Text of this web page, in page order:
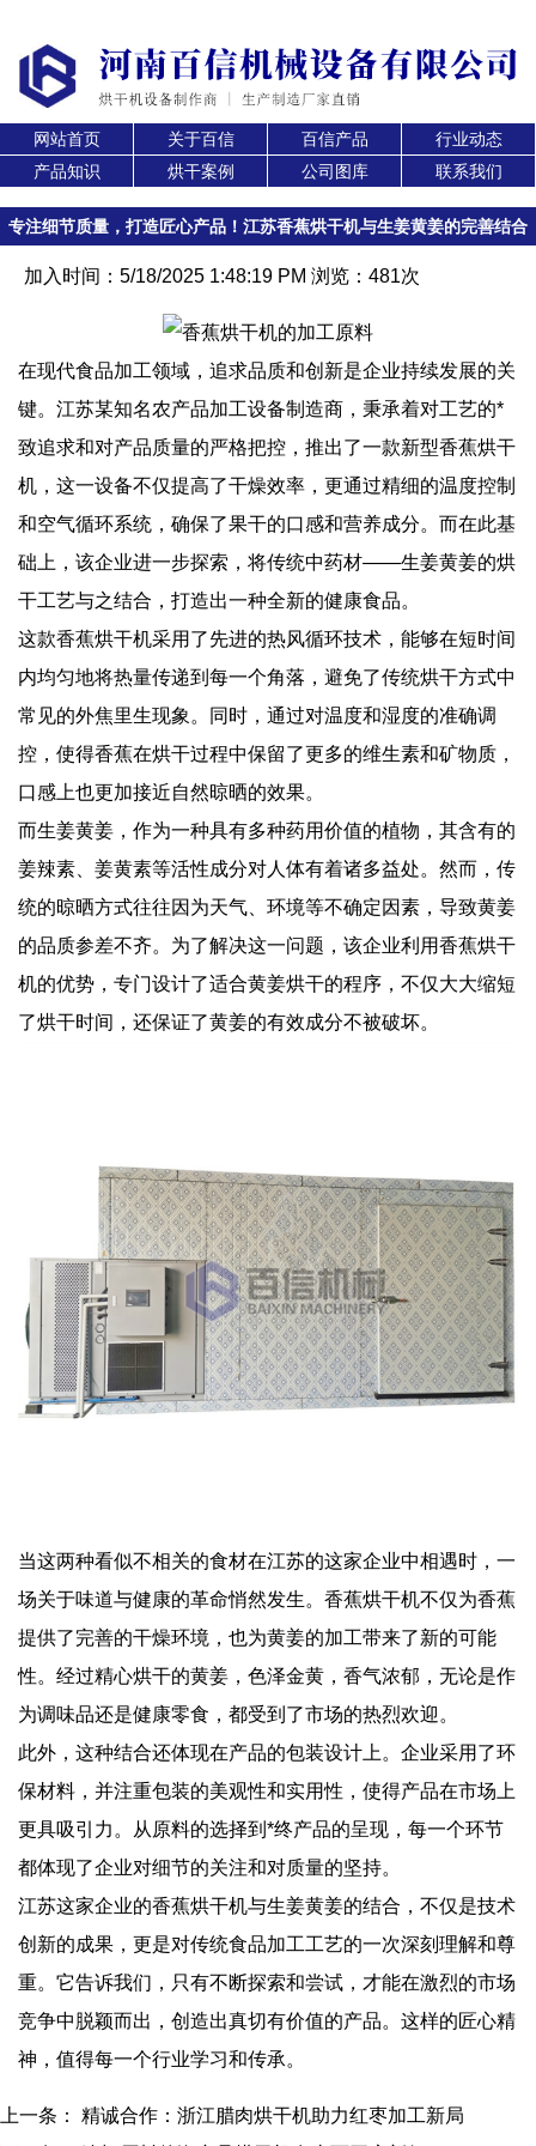
网站首页 关于百信 百信产品
行业动态
产品知识
烘干案例 公司图库 联系我们
专注细节质量，打造匠心产品！江苏香蕉烘干机与生姜黄姜的完善结合
加入时间：5/18/2025 1:48:19 PM 浏览：481次
在现代食品加工领域，追求品质和创新是企业持续发展的关
键。江苏某知名农产品加工设备制造商，秉承着对工艺的*
致追求和对产品质量的严格把控，推出了一款新型香蕉烘干
机，这一设备不仅提高了干燥效率，更通过精细的温度控制
和空气循环系统，确保了果干的口感和营养成分。而在此基
础上，该企业进一步探索，将传统中药材——生姜黄姜的烘
干工艺与之结合，打造出一种全新的健康食品。
这款香蕉烘干机采用了先进的热风循环技术，能够在短时间
内均匀地将热量传递到每一个角落，避免了传统烘干方式中
常见的外焦里生现象。同时，通过对温度和湿度的准确调
控，使得香蕉在烘干过程中保留了更多的维生素和矿物质，
口感上也更加接近自然晾晒的效果。
而生姜黄姜，作为一种具有多种药用价值的植物，其含有的
姜辣素、姜黄素等活性成分对人体有着诸多益处。然而，传
统的晾晒方式往往因为天气、环境等不确定因素，导致黄姜
的品质参差不齐。为了解决这一问题，该企业利用香蕉烘干
机的优势，专门设计了适合黄姜烘干的程序，不仅大大缩短
了烘干时间，还保证了黄姜的有效成分不被破坏。
当这两种看似不相关的食材在江苏的这家企业中相遇时，一
场关于味道与健康的革命悄然发生。香蕉烘干机不仅为香蕉
提供了完善的干燥环境，也为黄姜的加工带来了新的可能
性。经过精心烘干的黄姜，色泽金黄，香气浓郁，无论是作
为调味品还是健康零食，都受到了市场的热烈欢迎。
此外，这种结合还体现在产品的包装设计上。企业采用了环
保材料，并注重包装的美观性和实用性，使得产品在市场上
更具吸引力。从原料的选择到*终产品的呈现，每一个环节
都体现了企业对细节的关注和对质量的坚持。
江苏这家企业的香蕉烘干机与生姜黄姜的结合，不仅是技术
创新的成果，更是对传统食品加工工艺的一次深刻理解和尊
重。它告诉我们，只有不断探索和尝试，才能在激烈的市场
竞争中脱颖而出，创造出真切有价值的产品。这样的匠心精
神，值得每一个行业学习和传承。
上一条： 精诚合作：浙江腊肉烘干机助力红枣加工新局